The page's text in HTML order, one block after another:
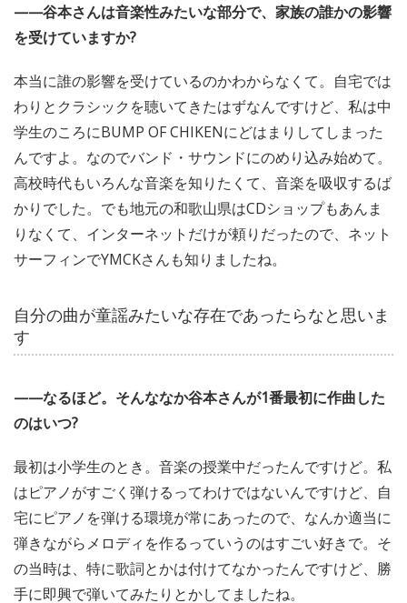
——谷本さんは音楽性みたいな部分で、家族の誰かの影響
を受けていますか?
本当に誰の影響を受けているのかわからなくて。自宅では
わりとクラシックを聴いてきたはずなんですけど、私は中
学生のころにBUMP OF CHIKENにどはまりしてしまった
んですよ。なのでバンド・サウンドにのめり込み始めて。
高校時代もいろんな音楽を知りたくて、音楽を吸収するば
かりでした。でも地元の和歌山県はCDショップもあんま
りなくて、インターネットだけが頼りだったので、ネット
サーフィンでYMCKさんも知りましたね。
自分の曲が童謡みたいな存在であったらなと思いま
す
——なるほど。そんななか谷本さんが1番最初に作曲した
のはいつ?
最初は小学生のとき。音楽の授業中だったんですけど。私
はピアノがすごく弾けるってわけではないんですけど、自
宅にピアノを弾ける環境が常にあったので、なんか適当に
弾きながらメロディを作るっていうのはすごい好きで。そ
の当時は、特に歌詞とかは付けてなかったんですけど、勝
手に即興で弾いてみたりとかしてましたね。